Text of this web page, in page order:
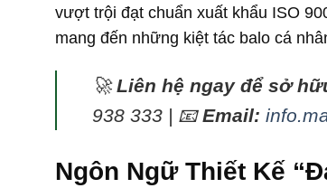
vượt trội đạt chuẩn xuất khẩu ISO
mang đến những kiệt tác balo cá
🚀Liên hệ ngay để sở
938 333 | 📧Email:
Ngôn Ngữ Thiết Kế